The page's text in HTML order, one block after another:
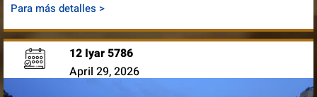
Para más detalles >
12 Iyar 5786
April 29, 2026